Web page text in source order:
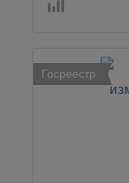
Госреестр